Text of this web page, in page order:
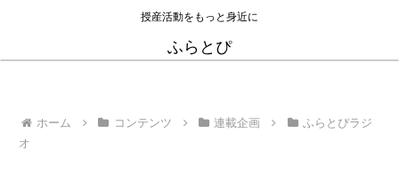
授産活動をもっと身近に
ふらとぴ
ホーム コンテンツ 連載企画
ふらとぴラジ
オ